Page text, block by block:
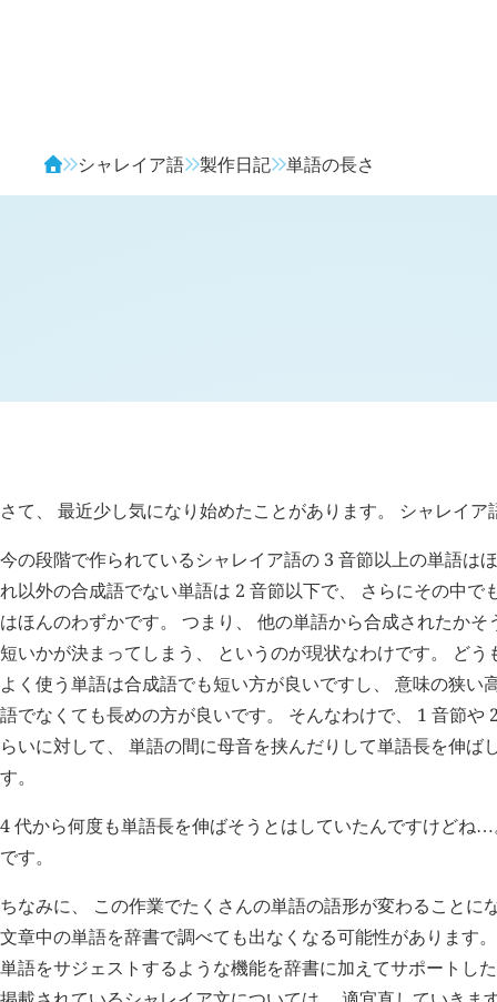
シャレイア語 製作日記 単語の長さ
さて、 最近少し気になり始めたことがあります。 シャレイ
今の段階で作られているシャレイア語の 3 音節以上の単語は
れ以外の合成語でない単語は 2 音節以下で、 さらにその中で
はほんのわずかです。 つまり、 他の単語から合成されたか
短いかが決まってしまう、 というのが現状なわけです。 ど
よく使う単語は合成語でも短い方が良いですし、 意味の狭い
語でなくても長めの方が良いです。 そんなわけで、 1 音節や
らいに対して、 単語の間に母音を挟んだりして単語長を伸ば
す。
4 代から何度も単語長を伸ばそうとはしていたんですけどね…
です。
ちなみに、 この作業でたくさんの単語の語形が変わることに
文章中の単語を辞書で調べても出なくなる可能性があります
単語をサジェストするような機能を辞書に加えてサポートし